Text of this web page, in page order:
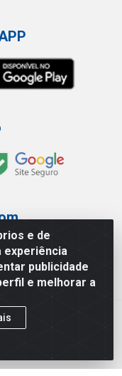
e de
experiência
publicidade
e melhorar a
Paulo/SP
597 - Pari - São
0001-29